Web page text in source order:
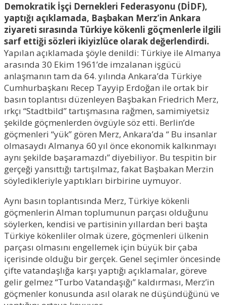
Demokratik İşçi Dernekleri Federasyonu (DİDF),
yaptığı açıklamada, Başbakan Merz’in Ankara
ziyareti sırasında Türkiye kökenli göçmenlerle ilgili
sarf ettiği sözleri ikiyizlüce olarak değerlendirdi.
Yapılan açıklamada şöyle denildi: Türkiye ile Almanya
arasında 30 Ekim 1961’de imzalanan işgücü
anlaşmanın tam da 64. yılında Ankara’da Türkiye
Cumhurbaşkanı Recep Tayyip Erdoğan ile ortak bir
basın toplantısı düzenleyen Başbakan Friedrich Merz,
ırkçı “Stadtbild” tartışmasına rağmen, samimiyetsiz
şekilde göçmenlerden övgüyle söz etti. Berlin’de
göçmenleri “yük” gören Merz, Ankara’da “ Bu insanlar
olmasaydı Almanya 60 yıl önce ekonomik kalkınmayı
aynı şekilde başaramazdı” diyebiliyor. Bu tespitin bir
gerçeği yansıttığı tartışılmaz, fakat Başbakan Merzin
söyledikleriyle yaptıkları birbirine uymuyor.
Aynı basın toplantısında Merz, Türkiye kökenli
göçmenlerin Alman toplumunun parçası olduğunu
söylerken, kendisi ve partisinin yıllardan beri başta
Türkiye kökenliler olmak üzere, göçmenleri ülkenin
parçası olmasını engellemek için büyük bir çaba
içerisinde olduğu bir gerçek. Genel seçimler öncesinde
çifte vatandaşlığa karşı yaptığı açıklamalar, göreve
gelir gelmez “Turbo Vatandaşığı” kaldırması, Merz’in
göçmenler konusunda asıl olarak ne düşündüğünü ve